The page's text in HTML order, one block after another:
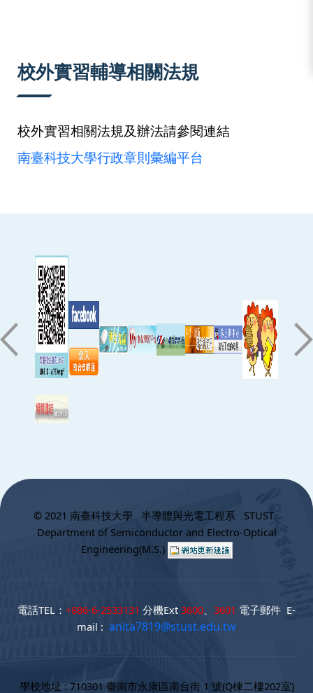
校外實習輔導相關法規
校外實習相關法規及辦法請參閱連結
南臺科技大學行政章則彙編平台
© 2021 南臺科技大學 半導體與光電工程系 STUST
Department of Semiconductor and Electro-Optical
Engineering(M.S.)
電話TEL： +886-6-2533131 分機Ext 3600、 3601 電子郵件 E-
mail : anita7819@stust.edu.tw
學校地址 : 710301 臺南市永康區南台街 1 號(Q棟二樓202室)